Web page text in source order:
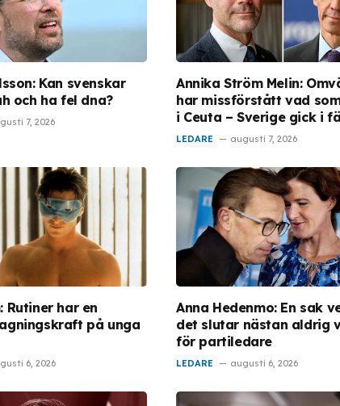
Kan svenskar
och ha fel dna?
7, 2026
Annika Ström Melin:
har missförstått vad
i Ceuta – Sverige gick i
LEDARE augusti 7, 2026
Rutiner har en
på unga
6, 2026
Anna Hedenmo: En sak
det slutar nästan aldrig
för partiledare
LEDARE augusti 6, 2026